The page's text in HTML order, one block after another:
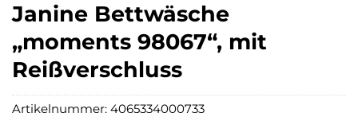
Janine Bettwäsche
„moments 98067“, mit
Reißverschluss
Artikelnummer: 4065334000733